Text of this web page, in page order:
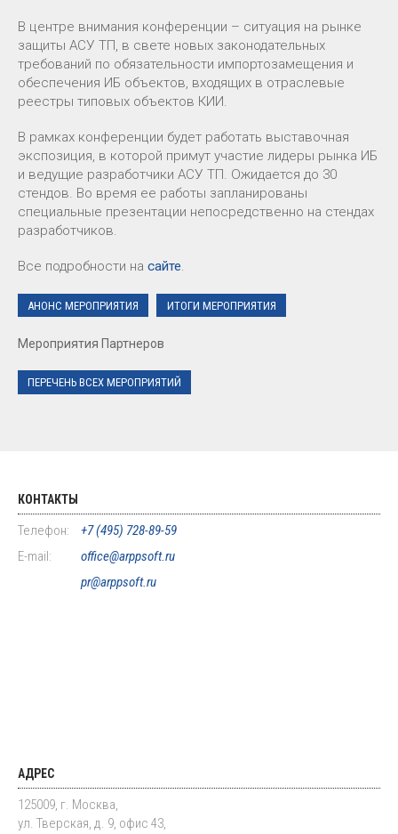
В центре внимания конференции – ситуация на рынке
защиты АСУ ТП, в свете новых законодательных
требований по обязательности импортозамещения и
обеспечения ИБ объектов, входящих в отраслевые
реестры типовых объектов КИИ.
В рамках конференции будет работать выставочная
экспозиция, в которой примут участие лидеры рынка ИБ
и ведущие разработчики АСУ ТП. Ожидается до 30
стендов. Во время ее работы запланированы
специальные презентации непосредственно на стендах
разработчиков.
Все подробности на сайте.
АНОНС МЕРОПРИЯТИЯ ИТОГИ МЕРОПРИЯТИЯ
Мероприятия Партнеров
ПЕРЕЧЕНЬ ВСЕХ МЕРОПРИЯТИЙ
КОНТАКТЫ
Телефон:
+7 (495) 728-89-59
E-mail:
office@arppsoft.ru
pr@arppsoft.ru
АДРЕС
125009, г. Москва,
ул. Тверская, д. 9, офис 43,